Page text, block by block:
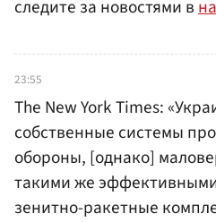
следите за новостями в
23:55
The New York Times:
собственные системы
обороны, [однако]
такими же
зенитно-ракетные